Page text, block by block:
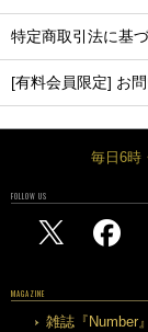
特定商取引法に基
[有料会員限定] お
毎日6時
FOLLOW US
MAGAZINE
雑誌『Number